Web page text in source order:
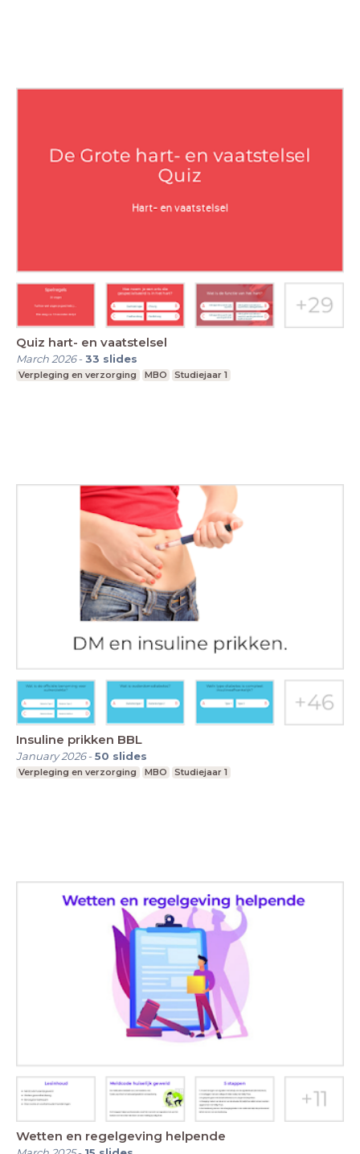
Quiz hart- en vaatstelsel
March 2026-33 slides
Verpleging en verzorging MBO Studiejaar 1
Insuline prikken BBL
January 2026-50 slides
Verpleging en verzorging MBO Studiejaar 1
Wetten en regelgeving helpende